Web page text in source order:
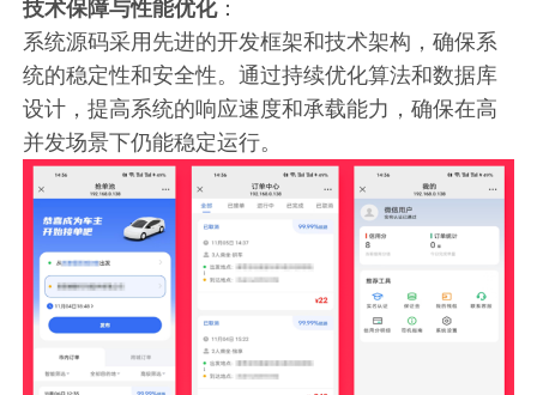
技术保障与性能优化：
系统源码采用先进的开发框架和技术架构，确保系
统的稳定性和安全性。通过持续优化算法和数据库
设计，提高系统的响应速度和承载能力，确保在高
并发场景下仍能稳定运行。